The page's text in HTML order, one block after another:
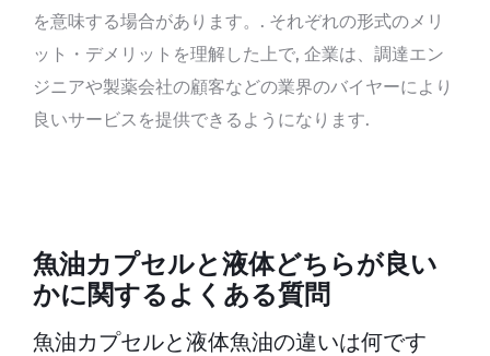
を意味する場合があります。. それぞれの形式のメリ
ット・デメリットを理解した上で, 企業は、調達エン
ジニアや製薬会社の顧客などの業界のバイヤーにより
良いサービスを提供できるようになります.
魚油カプセルと液体どちらが良い
かに関するよくある質問
魚油カプセルと液体魚油の違いは何です